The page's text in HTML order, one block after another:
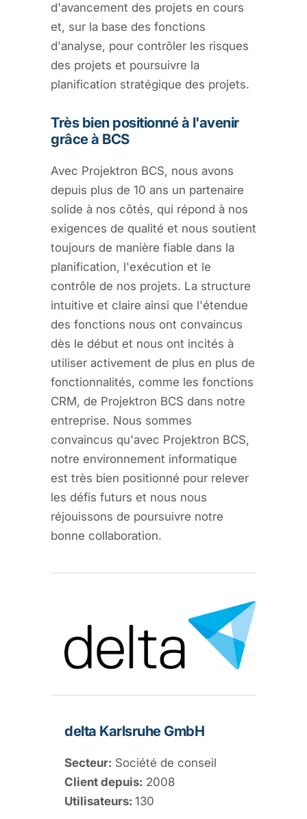
d'avancement des projets en cours
et, sur la base des fonctions
d'analyse, pour contrôler les risques
des projets et poursuivre la
planification stratégique des projets.
Très bien positionné à l'avenir
grâce à BCS
Avec Projektron BCS, nous avons
depuis plus de 10 ans un partenaire
solide à nos côtés, qui répond à nos
exigences de qualité et nous soutient
toujours de manière fiable dans la
planification, l'exécution et le
contrôle de nos projets. La structure
intuitive et claire ainsi que l'étendue
des fonctions nous ont convaincus
dès le début et nous ont incités à
utiliser activement de plus en plus de
fonctionnalités, comme les fonctions
CRM, de Projektron BCS dans notre
entreprise. Nous sommes
convaincus qu'avec Projektron BCS,
notre environnement informatique
est très bien positionné pour relever
les défis futurs et nous nous
réjouissons de poursuivre notre
bonne collaboration.
delta Karlsruhe GmbH
Secteur: Société de conseil
Client depuis: 2008
Utilisateurs: 130